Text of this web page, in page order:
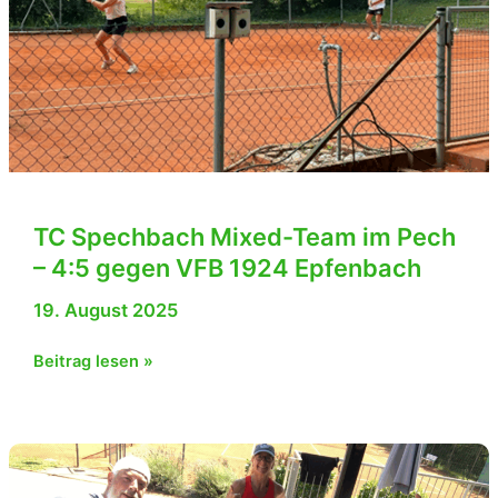
Neidenstein
TC Spechbach Mixed-Team im Pech
– 4:5 gegen VFB 1924 Epfenbach
19. August 2025
TC
Team
im
Pech
Beitrag lesen »